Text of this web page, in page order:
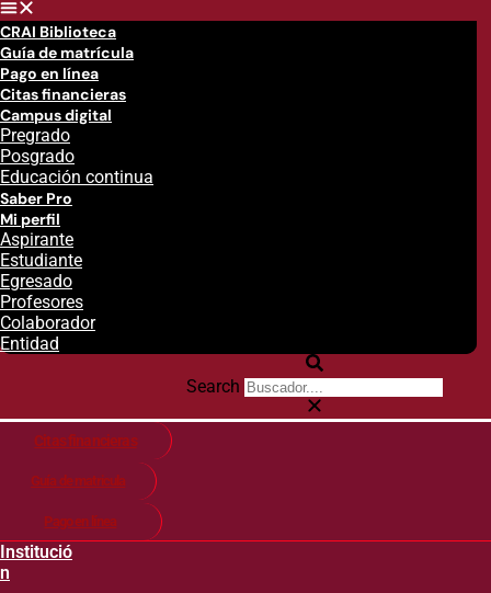
CRAI Biblioteca
Guía de matrícula
Pago en línea
Citas financieras
Campus digital
Pregrado
Posgrado
Educación continua
Saber Pro
Mi perfil
Aspirante
Estudiante
Egresado
Profesores
Colaborador
Entidad
Search
Citas financieras
Guía de matricula
Pago en línea
Institució
n